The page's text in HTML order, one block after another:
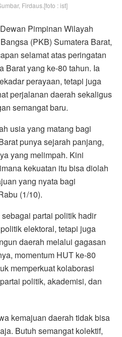
Firdaus.[foto : ist]
Pimpinan Wilayah
(PKB) Sumatera Barat,
selamat atas peringatan
Barat yang ke-80 tahun. Ia
perayaan, tetapi juga
perjalanan daerah sekaligus
semangat baru.
usia yang matang bagi
punya sejarah panjang,
yang melimpah. Kini
kekuatan itu bisa diolah
yang nyata bagi
(1/10).
partai politik hadir
elektoral, tetapi juga
daerah melalui gagasan
momentum HUT ke-80
memperkuat kolaborasi
politik, akademisi, dan
kemajuan daerah tidak bisa
Butuh semangat kolektif,